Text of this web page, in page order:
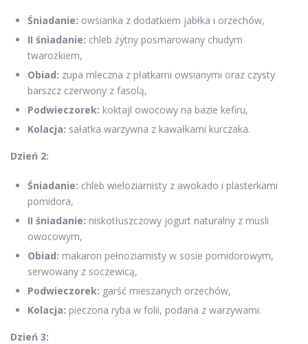
Śniadanie: owsianka z dodatkiem jabłka i orzechów,
II śniadanie: chleb żytny posmarowany chudym
twarożkiem,
Obiad: zupa mleczna z płatkami owsianymi oraz czysty
barszcz czerwony z fasolą,
Podwieczorek: koktajl owocowy na bazie kefiru,
Kolacja: sałatka warzywna z kawałkami kurczaka.
Dzień 2:
Śniadanie: chleb wieloziarnisty z awokado i plasterkami
pomidora,
II śniadanie: niskotłuszczowy jogurt naturalny z musli
owocowym,
Obiad: makaron pełnoziarnisty w sosie pomidorowym,
serwowany z soczewicą,
Podwieczorek: garść mieszanych orzechów,
Kolacja: pieczona ryba w folii, podana z warzywami.
Dzień 3: